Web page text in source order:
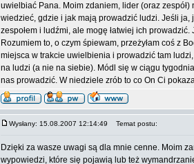
uwielbiać Pana. Moim zdaniem, lider (oraz
wiedzieć, gdzie i jak mają prowadzić ludzi. Jeśli
zespołem i ludźmi, ale mogę łatwiej ich
Rozumiem to, o czym śpiewam, przeżyłam coś z
miejsca w trakcie uwielbienia i prowadzić tam
na ludzi (a nie na siebie). Módl się w ciągu
nas prowadzić. W niedziele zrób to co On Ci
Wysłany: 15.08.2007 12:14:49 Temat postu:
Dzięki za wasze uwagi są dla mnie cenne. Moim
wypowiedzi, które się pojawią lub też